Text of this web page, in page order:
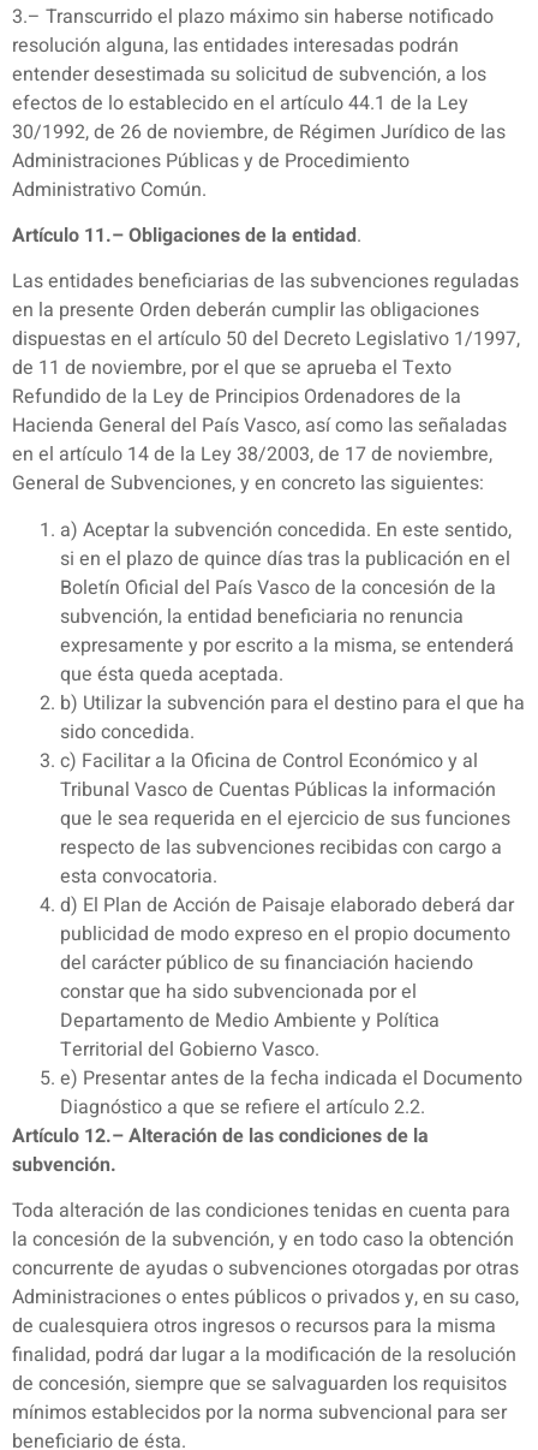
3.– Transcurrido el plazo máximo sin haberse notificado
resolución alguna, las entidades interesadas podrán
entender desestimada su solicitud de subvención, a los
efectos de lo establecido en el artículo 44.1 de la Ley
30/1992, de 26 de noviembre, de Régimen Jurídico de las
Administraciones Públicas y de Procedimiento
Administrativo Común.
Artículo 11.– Obligaciones de la entidad.
Las entidades beneficiarias de las subvenciones reguladas
en la presente Orden deberán cumplir las obligaciones
dispuestas en el artículo 50 del Decreto Legislativo 1/1997,
de 11 de noviembre, por el que se aprueba el Texto
Refundido de la Ley de Principios Ordenadores de la
Hacienda General del País Vasco, así como las señaladas
en el artículo 14 de la Ley 38/2003, de 17 de noviembre,
General de Subvenciones, y en concreto las siguientes:
a) Aceptar la subvención concedida. En este sentido,
si en el plazo de quince días tras la publicación en el
Boletín Oficial del País Vasco de la concesión de la
subvención, la entidad beneficiaria no renuncia
expresamente y por escrito a la misma, se entenderá
que ésta queda aceptada.
b) Utilizar la subvención para el destino para el que ha
sido concedida.
c) Facilitar a la Oficina de Control Económico y al
Tribunal Vasco de Cuentas Públicas la información
que le sea requerida en el ejercicio de sus funciones
respecto de las subvenciones recibidas con cargo a
esta convocatoria.
d) El Plan de Acción de Paisaje elaborado deberá dar
publicidad de modo expreso en el propio documento
del carácter público de su financiación haciendo
constar que ha sido subvencionada por el
Departamento de Medio Ambiente y Política
Territorial del Gobierno Vasco.
e) Presentar antes de la fecha indicada el Documento
Diagnóstico a que se refiere el artículo 2.2.
Artículo 12.– Alteración de las condiciones de la
subvención.
Toda alteración de las condiciones tenidas en cuenta para
la concesión de la subvención, y en todo caso la obtención
concurrente de ayudas o subvenciones otorgadas por otras
Administraciones o entes públicos o privados y, en su caso,
de cualesquiera otros ingresos o recursos para la misma
finalidad, podrá dar lugar a la modificación de la resolución
de concesión, siempre que se salvaguarden los requisitos
mínimos establecidos por la norma subvencional para ser
beneficiario de ésta.